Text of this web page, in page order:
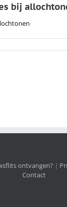
bij
ontvangen? |
Contact